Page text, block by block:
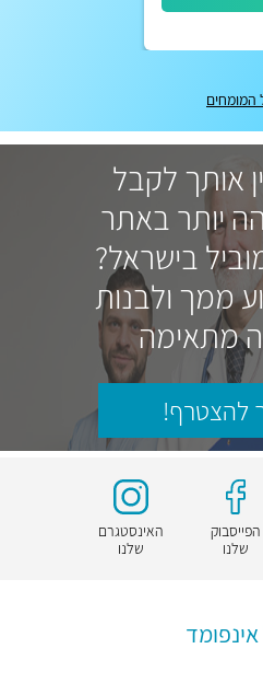
המומחים
אותך לקבל
יותר באתר
בישראל?
ממך ולבנות
מתאימה
להצטרף!
הפייסבוק
שלנו
האינסטגרם
שלנו